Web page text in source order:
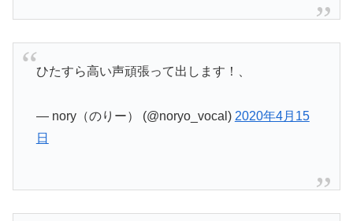
ひたすら高い声頑張って出します！、
— nory（のりー） (@noryo_vocal) 2020年4月15
日